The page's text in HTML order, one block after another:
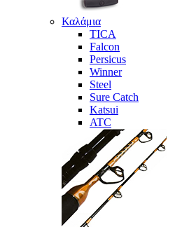
Καλάμια
TICA
Falcon
Persicus
Winner
Steel
Sure Catch
Katsui
ATC